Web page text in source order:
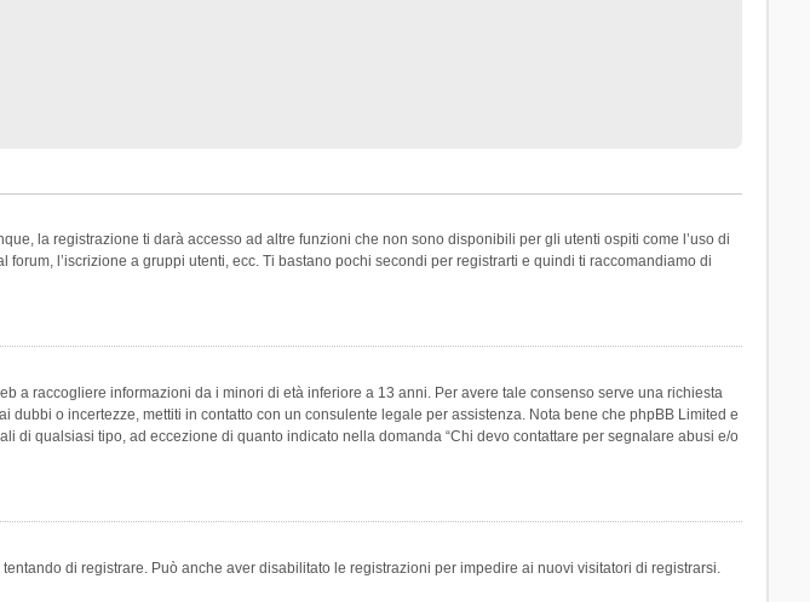
la registrazione ti darà accesso ad altre funzioni che non sono disponibili per gli utenti ospiti come l’uso di
l’iscrizione a gruppi utenti, ecc. Ti bastano pochi secondi per registrarti e quindi ti raccomandiamo di
a raccogliere informazioni da i minori di età inferiore a 13 anni. Per avere tale consenso serve una richiesta
o incertezze, mettiti in contatto con un consulente legale per assistenza. Nota bene che phpBB Limited e
qualsiasi tipo, ad eccezione di quanto indicato nella domanda “Chi devo contattare per segnalare abusi e/o
di registrare. Può anche aver disabilitato le registrazioni per impedire ai nuovi visitatori di registrarsi.